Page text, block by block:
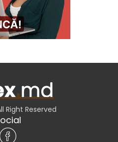
Right Reserved